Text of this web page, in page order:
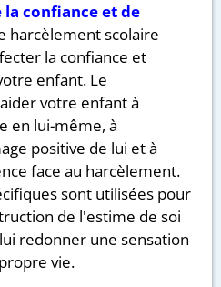
confiance et de
harcèlement scolaire
la confiance et
enfant. Le
votre enfant à
en lui-même, à
positive de lui et à
face au harcèlement.
sont utilisées pour
de l'estime de soi
redonner une sensation
vie.